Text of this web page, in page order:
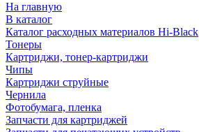
На главную
В каталог
Каталог расходных материалов Hi-Black
Тонеры
Картриджи, тонер-картриджи
Чипы
Картриджи струйные
Чернила
Фотобумага, пленка
Запчасти для картриджей